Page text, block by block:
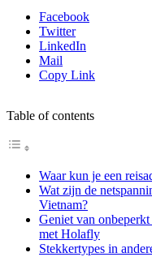
Facebook
Twitter
LinkedIn
Mail
Copy Link
Table of contents
Waar kun je een
Wat zijn de
Vietnam?
Geniet van
met Holafly
Stekkertypes in